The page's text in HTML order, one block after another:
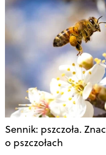
Sennik: pszczoła.
o pszczołach